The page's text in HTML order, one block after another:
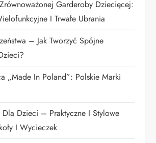
Garderoby Dziecięcej:
I Trwałe Ubrania
– Jak Tworzyć Spójne
„Made In Poland”: Polskie Marki
Dzieci – Praktyczne I Stylowe
I Wycieczek